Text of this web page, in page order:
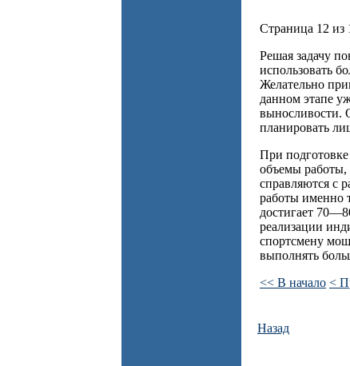
Страница 12 из
Решая задачу
использовать
Желательно
данном этапе
выносливости.
планировать
При подготовке
объемы работы,
справляются с
работы именно
достигает
реализации
спортсмену
выполнять
<< В начало <
Назад